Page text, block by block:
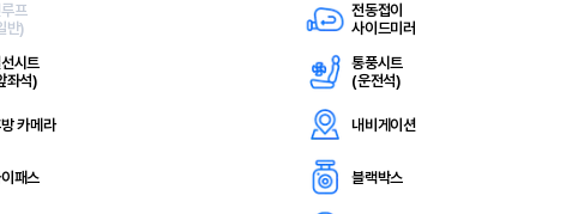
프
반)
전동접이
사이드미러
시트
좌석)
통풍시트
(운전석)
카메라 내비게이션
패스 블랙박스